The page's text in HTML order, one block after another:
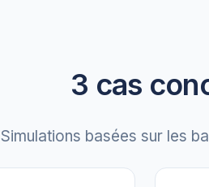
3 cas
Simulations basées sur les